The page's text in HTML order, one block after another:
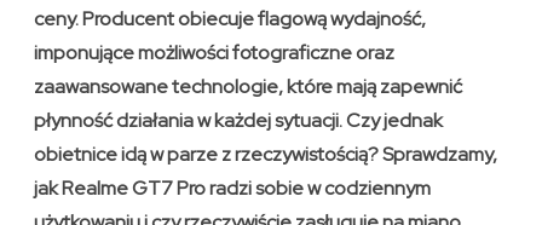
ceny. Producent obiecuje flagową wydajność,
imponujące możliwości fotograficzne oraz
zaawansowane technologie, które mają zapewnić
płynność działania w każdej sytuacji. Czy jednak
obietnice idą w parze z rzeczywistością? Sprawdzamy,
jak Realme GT7 Pro radzi sobie w codziennym